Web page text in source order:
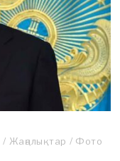
/ Жаңалықтар / Фото